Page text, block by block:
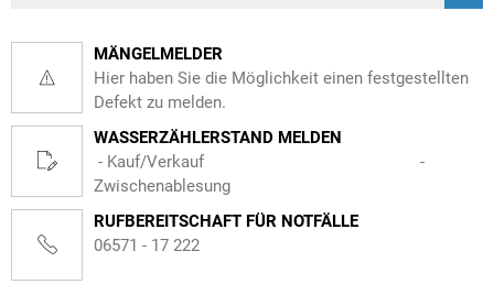
MÄNGELMELDER
Hier haben Sie die Möglichkeit einen festgestellten
Defekt zu melden.
WASSERZÄHLERSTAND MELDEN
- Kauf/Verkauf -
Zwischenablesung
RUFBEREITSCHAFT FÜR NOTFÄLLE
06571 - 17 222